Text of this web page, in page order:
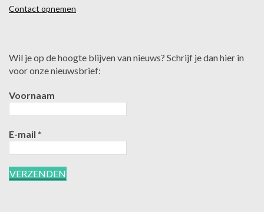
Contact opnemen
Wil je op de hoogte blijven van nieuws? Schrijf je dan hier in
voor onze nieuwsbrief:
Voornaam
E-mail *